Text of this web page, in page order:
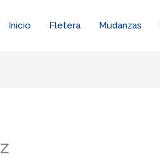
Inicio Fletera Mudanzas